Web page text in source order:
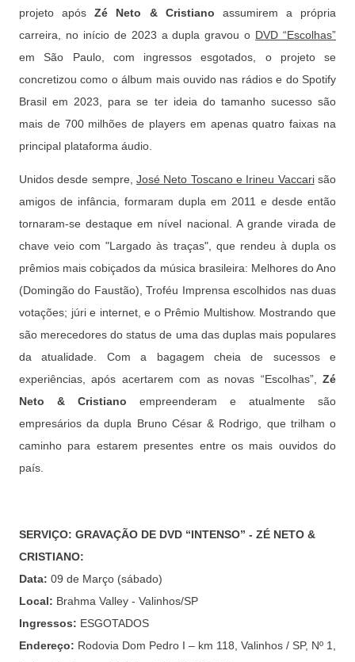
projeto apósZé Neto & Cristiano assumirem a própria
carreira, no início de 2023 a dupla gravou o DVD “Escolhas”
em São Paulo, com ingressos esgotados, o projeto se
concretizou como o álbum mais ouvido nas rádios e do Spotify
Brasil em 2023, para se ter ideia do tamanho sucesso são
mais de 700 milhões de players em apenas quatro faixas na
principal plataforma áudio.
Unidos desde sempre, José Neto Toscano e Irineu Vaccarisão
amigos de infância, formaram dupla em 2011 e desde então
tornaram-se destaque em nível nacional. A grande virada de
chave veio com "Largado às traças", que rendeu à dupla os
prêmios mais cobiçados da música brasileira: Melhores do Ano
(Domingão do Faustão), Troféu Imprensa escolhidos nas duas
votações; júri e internet, e o Prêmio Multishow. Mostrando que
são merecedores do status de uma das duplas mais populares
da atualidade. Com a bagagem cheia de sucessos e
experiências, após acertarem com as novas “Escolhas”, Zé
Neto & Cristiano empreenderam e atualmente são
empresários da dupla Bruno César & Rodrigo, que trilham o
caminho para estarem presentes entre os mais ouvidos do
país.
SERVIÇO: GRAVAÇÃO DE DVD “INTENSO” - ZÉ NETO &
CRISTIANO:
Data: 09 de Março (sábado)
Local: Brahma Valley - Valinhos/SP
Ingressos: ESGOTADOS
Endereço: Rodovia Dom Pedro I – km 118, Valinhos / SP, Nº 1,